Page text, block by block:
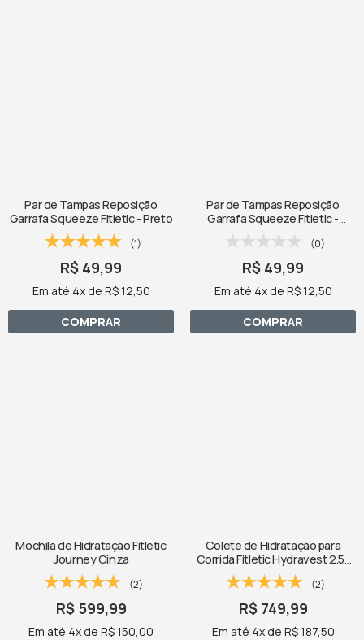
Par de Tampas Reposição
Garrafa Squeeze Fitletic - Preto
(1)
R$ 49,99
Em até 4x de R$ 12,50
COMPRAR
Par de Tampas Reposição
Garrafa Squeeze Fitletic -
Vermelho
(0)
R$ 49,99
Em até 4x de R$ 12,50
COMPRAR
Mochila de Hidratação Fitletic
Journey Cinza
(2)
R$ 599,99
Em até 4x de R$ 150,00
Colete de Hidratação para
Corrida Fitletic Hydravest 2.5L
com 2 Garrafas Soft Flask 500ml
(2)
R$ 749,99
Em até 4x de R$ 187,50